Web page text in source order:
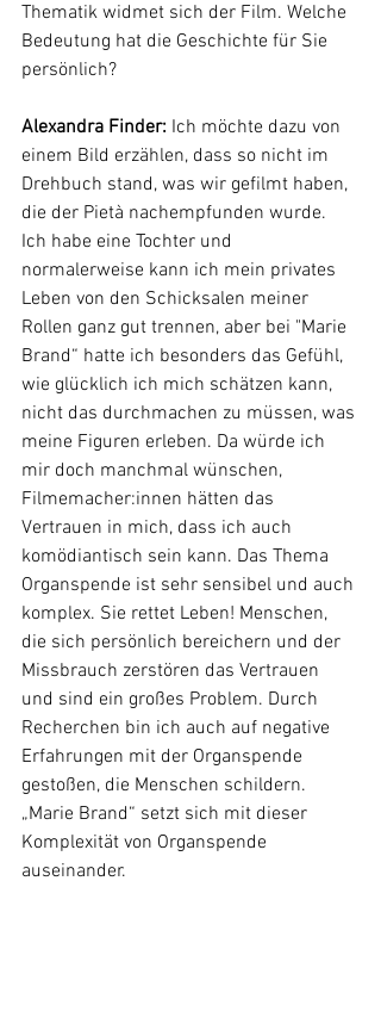
Thematik widmet sich der Film. Welche
Bedeutung hat die Geschichte für Sie
persönlich?
Alexandra Finder: Ich möchte dazu von
einem Bild erzählen, dass so nicht im
Drehbuch stand, was wir gefilmt haben,
die der Pietà nachempfunden wurde.
Ich habe eine Tochter und
normalerweise kann ich mein privates
Leben von den Schicksalen meiner
Rollen ganz gut trennen, aber bei "Marie
Brand“ hatte ich besonders das Gefühl,
wie glücklich ich mich schätzen kann,
nicht das durchmachen zu müssen, was
meine Figuren erleben. Da würde ich
mir doch manchmal wünschen,
Filmemacher:innen hätten das
Vertrauen in mich, dass ich auch
komödiantisch sein kann. Das Thema
Organspende ist sehr sensibel und auch
komplex. Sie rettet Leben! Menschen,
die sich persönlich bereichern und der
Missbrauch zerstören das Vertrauen
und sind ein großes Problem. Durch
Recherchen bin ich auch auf negative
Erfahrungen mit der Organspende
gestoßen, die Menschen schildern.
„Marie Brand“ setzt sich mit dieser
Komplexität von Organspende
auseinander.